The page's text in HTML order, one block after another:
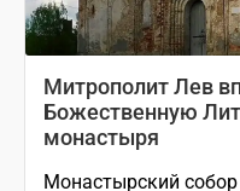
Митрополит Лев
Божественную
монастыря
Монастырский